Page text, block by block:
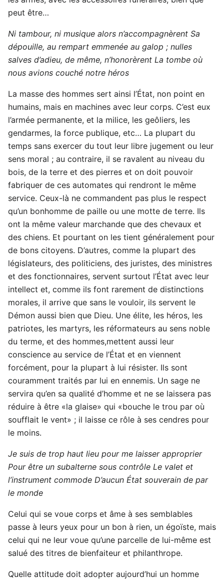
peut être…
Ni tambour, ni musique alors n’accompagnèrent Sa
dépouille, au rempart emmenée au galop ; nulles
salves d’adieu, de même, n’honorèrent La tombe où
nous avions couché notre héros
La masse des hommes sert ainsi l’État, non point en
humains, mais en machines avec leur corps. C’est eux
l’armée permanente, et la milice, les geôliers, les
gendarmes, la force publique, etc… La plupart du
temps sans exercer du tout leur libre jugement ou leur
sens moral ; au contraire, il se ravalent au niveau du
bois, de la terre et des pierres et on doit pouvoir
fabriquer de ces automates qui rendront le même
service. Ceux-là ne commandent pas plus le respect
qu’un bonhomme de paille ou une motte de terre. Ils
ont la même valeur marchande que des chevaux et
des chiens. Et pourtant on les tient généralement pour
de bons citoyens. D’autres, comme la plupart des
législateurs, des politiciens, des juristes, des ministres
et des fonctionnaires, servent surtout l’État avec leur
intellect et, comme ils font rarement de distinctions
morales, il arrive que sans le vouloir, ils servent le
Démon aussi bien que Dieu. Une élite, les héros, les
patriotes, les martyrs, les réformateurs au sens noble
du terme, et des hommes,mettent aussi leur
conscience au service de l’État et en viennent
forcément, pour la plupart à lui résister. Ils sont
couramment traités par lui en ennemis. Un sage ne
servira qu’en sa qualité d’homme et ne se laissera pas
réduire à être «la glaise» qui «bouche le trou par où
soufflait le vent» ; il laisse ce rôle à ses cendres pour
le moins.
Je suis de trop haut lieu pour me laisser approprier
Pour être un subalterne sous contrôle Le valet et
l’instrument commode D’aucun État souverain de par
le monde
Celui qui se voue corps et âme à ses semblables
passe à leurs yeux pour un bon à rien, un égoïste, mais
celui qui ne leur voue qu’une parcelle de lui-même est
salué des titres de bienfaiteur et philanthrope.
Quelle attitude doit adopter aujourd’hui un homme